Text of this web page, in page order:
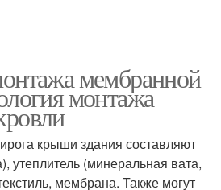
мембранной
монтажа
крыши здания составляют
утеплитель (минеральная вата,
мембрана. Также могут